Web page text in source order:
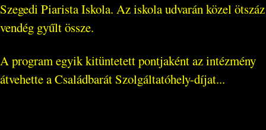
Szegedi Piarista Iskola. Az iskola udvarán közel ötszáz
vendég gyűlt össze.
A program egyik kitüntetett pontjaként az intézmény
átvehette a Családbarát Szolgáltatóhely-díjat...